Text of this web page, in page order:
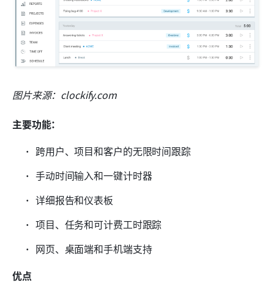
图片来源：clockify.com
主要功能：
跨用户、项目和客户的无限时间跟踪
手动时间输入和一键计时器
详细报告和仪表板
项目、任务和可计费工时跟踪
网页、桌面端和手机端支持
优点